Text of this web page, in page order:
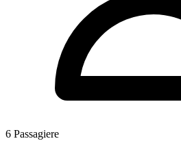
6 Passagiere